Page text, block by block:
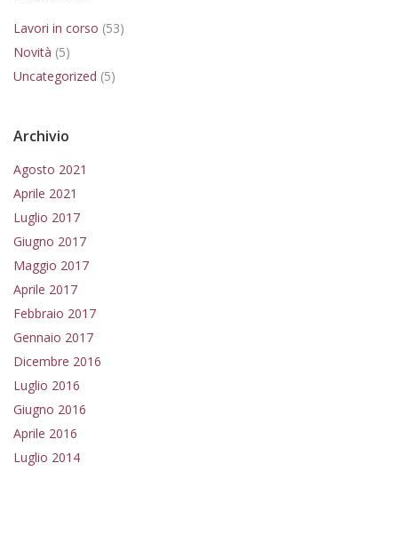
Lavori in corso (53)
Novità (5)
Uncategorized (5)
Archivio
Agosto 2021
Aprile 2021
Luglio 2017
Giugno 2017
Maggio 2017
Aprile 2017
Febbraio 2017
Gennaio 2017
Dicembre 2016
Luglio 2016
Giugno 2016
Aprile 2016
Luglio 2014